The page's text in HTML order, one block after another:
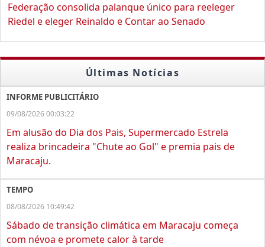
Federação consolida palanque único para reeleger
Riedel e eleger Reinaldo e Contar ao Senado
Últimas Notícias
INFORME PUBLICITÁRIO
09/08/2026 00:03:22
Em alusão do Dia dos Pais, Supermercado Estrela
realiza brincadeira "Chute ao Gol" e premia pais de
Maracaju.
TEMPO
08/08/2026 10:49:42
Sábado de transição climática em Maracaju começa
com névoa e promete calor à tarde